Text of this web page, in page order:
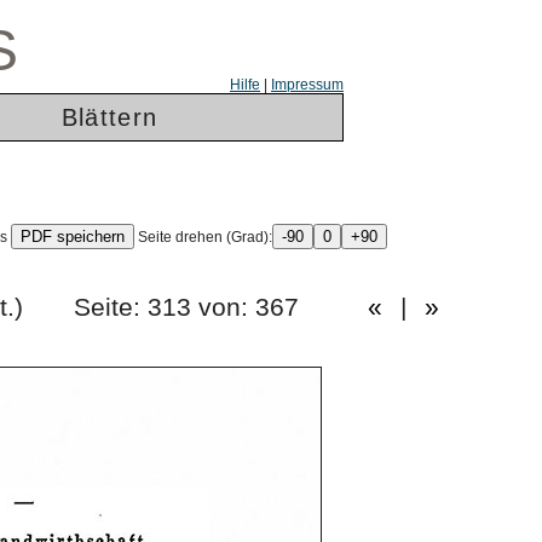
Hilfe Impressum
Blättern
Seite drehen (Grad):
Heft.) Seite: 313 von: 367 « | »